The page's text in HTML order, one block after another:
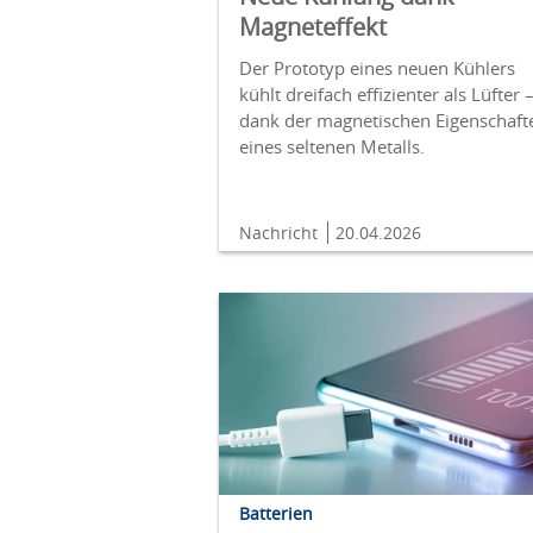
Magneteffekt
Der Prototyp eines neuen Kühlers
kühlt dreifach effizienter als Lüfter –
dank der magnetischen
eines seltenen Metalls.
Nachricht 20.04.2026
Batterien